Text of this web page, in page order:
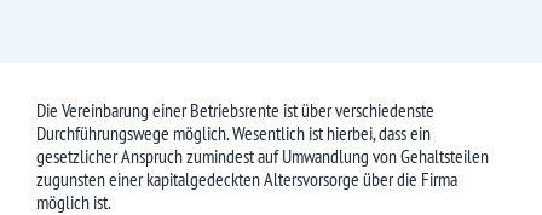
Die Vereinbarung einer Betriebsrente ist über verschiedenste
Durchführungswege möglich. Wesentlich ist hierbei, dass ein
gesetzlicher Anspruch zumindest auf Umwandlung von Gehaltsteilen
zugunsten einer kapitalgedeckten Altersvorsorge über die Firma
möglich ist.